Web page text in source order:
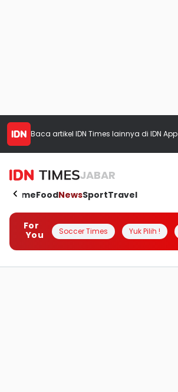
Baca artikel IDN Times lainnya di IDN App
JABAR
HomeFoodNewsSportTravel
For
You
Soccer Times Yuk Pilih !